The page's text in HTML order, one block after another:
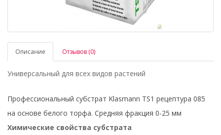
Описание Отзывов (0)
Универсальный для всех видов растений
Профессиональный субстрат Klasmann TS1 рецептура 085
на основе белого торфа. Средняя фракция 0-25 мм
Химические свойства субстрата